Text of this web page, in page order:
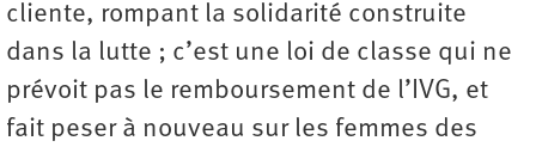
cliente, rompant la solidarité construite
dans la lutte ; c’est une loi de classe qui ne
prévoit pas le remboursement de l’IVG, et
fait peser à nouveau sur les femmes des